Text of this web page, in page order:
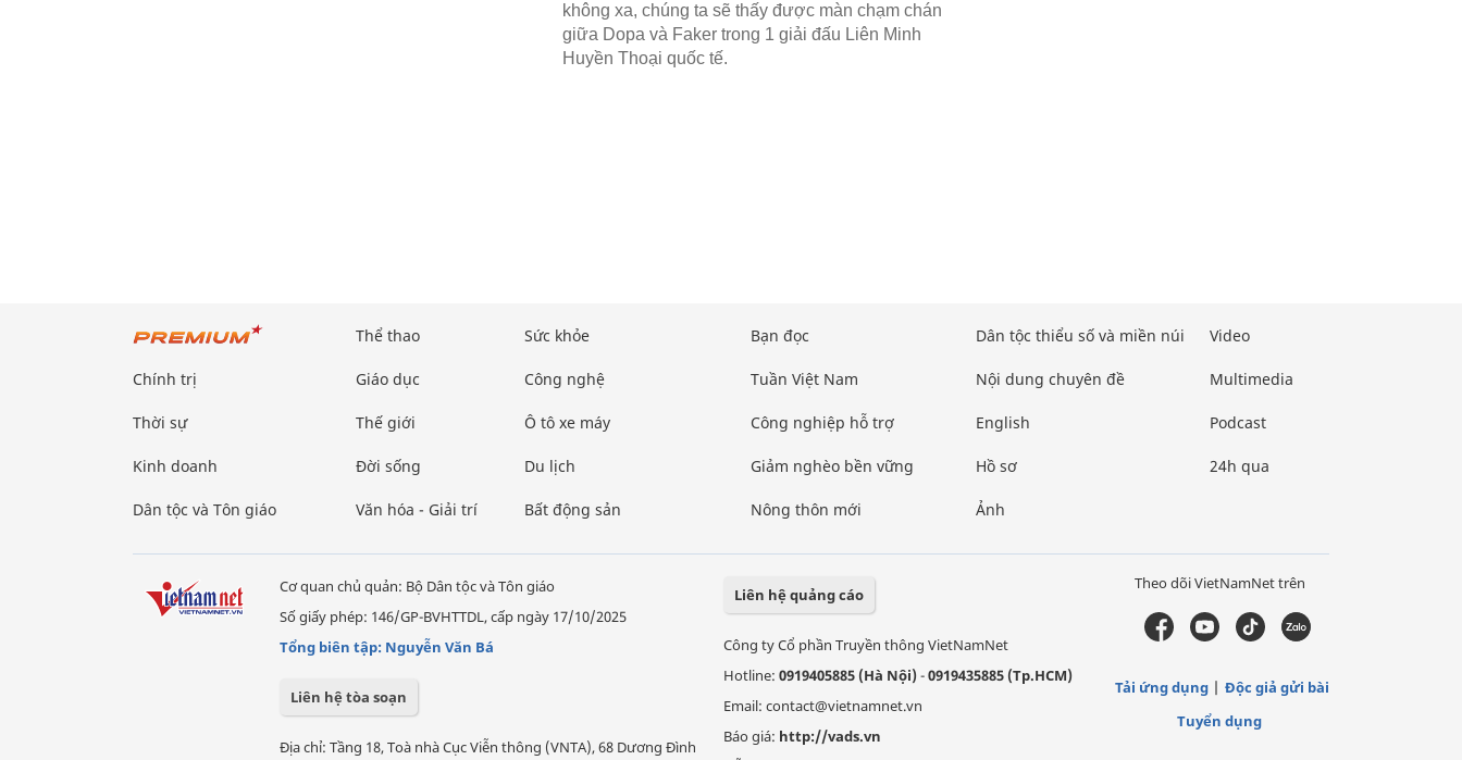
không xa, chúng ta sẽ thấy được màn chạm chán
giữa Dopa và Faker trong 1 giải đấu Liên Minh
Huyền Thoại quốc tế.
Chính trị
Thời sự
Kinh doanh
Dân tộc và Tôn giáo
Thể thao
Giáo dục
Thế giới
Đời sống
Văn hóa - Giải trí
Sức khỏe
Công nghệ
Ô tô xe máy
Du lịch
Bất động sản
Bạn đọc
Tuần Việt Nam
Công nghiệp hỗ trợ
Giảm nghèo bền vững
Nông thôn mới
Dân tộc thiểu số và miền núi
Nội dung chuyên đề
English
Hồ sơ
Ảnh
Video
Multimedia
Podcast
24h qua
Cơ quan chủ quản: Bộ Dân tộc và Tôn giáo
Số giấy phép: 146/GP-BVHTTDL, cấp ngày 17/10/2025
Tổng biên tập: Nguyễn Văn Bá
Liên hệ tòa soạn
Địa chỉ: Tầng 18, Toà nhà Cục Viễn thông (VNTA), 68 Dương Đình
Liên hệ quảng cáo
Công ty Cổ phần Truyền thông VietNamNet
Hotline: 0919405885 (Hà Nội)-0919435885 (Tp.HCM)
Email: contact@vietnamnet.vn
Báo giá: http://vads.vn
Theo dõi VietNamNet trên
Tải ứng dụng
Độc giả gửi bài
Tuyển dụng